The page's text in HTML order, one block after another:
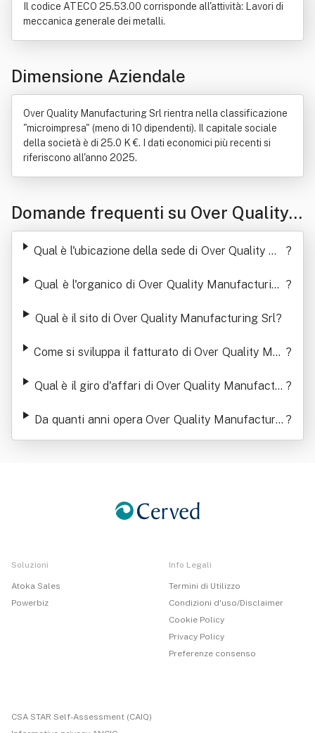
Cauzione di buona condotta
Dato
Il codice ATECO 25.53.00 corrisponde all'attività: Lavori di
meccanica generale dei metalli.
Dimensione Aziendale
Over Quality Manufacturing Srl rientra nella classificazione
"microimpresa" (meno di 10 dipendenti). Il capitale sociale
della società è di 25.0 K €. I dati economici più recenti si
riferiscono all'anno 2025.
Domande frequenti su Over Quality
Manufacturing Srl
Qual è l'ubicazione della sede di Over Quality Ma ?
Qual è l'organico di Over Quality Manufacturing ?
Qual è il sito di Over Quality Manufacturing Srl?
Come si sviluppa il fatturato di Over Quality Man ?
Qual è il giro d'affari di Over Quality Manufactur ?
Da quanti anni opera Over Quality Manufacturin
g Srl
?
Soluzioni
Atoka Sales
Powerbiz
Info Legali
Termini di Utilizzo
Condizioni d'uso/Disclaimer
Cookie Policy
Privacy Policy
Preferenze consenso
CSA STAR Self-Assessment (CAIQ)